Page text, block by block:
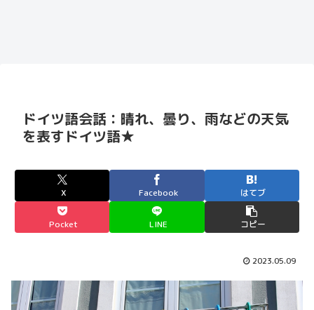
ドイツ語会話：晴れ、曇り、雨などの天気
を表すドイツ語★
X Facebook はてブ
Pocket LINE コピー
2023.05.09